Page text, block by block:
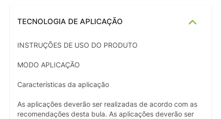
TECNOLOGIA DE APLICAÇÃO
INSTRUÇÕES DE USO DO PRODUTO
MODO APLICAÇÃO
Características da aplicação
As aplicações deverão ser realizadas de acordo com as
recomendações desta bula. As aplicações deverão ser